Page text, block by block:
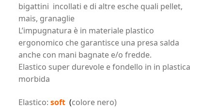
bigattini incollati e di altre esche quali pellet,
mais, granaglie
L’impugnatura è in materiale plastico
ergonomico che garantisce una presa salda
anche con mani bagnate e/o fredde.
Elastico super durevole e fondello in in plastica
morbida
Elastico: soft (colore nero)